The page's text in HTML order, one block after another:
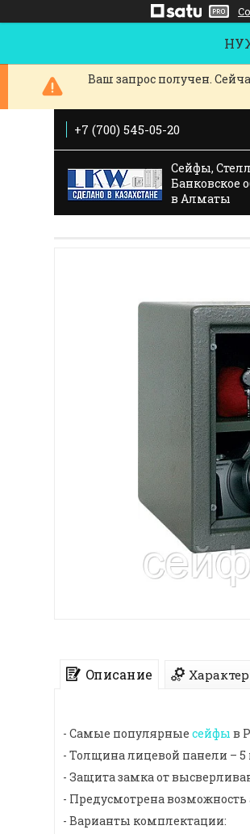
Ваш запрос получен.
+7 (700) 545-05-20
Сейфы,
Банковское
в Алматы
Описание
- Самые популярные сейфы в
- Толщина лицевой панели –
- Защита замка от
- Предусмотрена возможность
- Варианты комплектации: